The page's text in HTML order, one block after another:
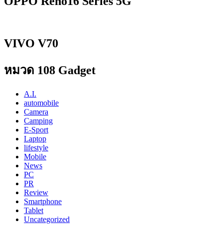
VIVO V70
หมวด 108 Gadget
A.I.
automobile
Camera
Camping
E-Sport
Laptop
lifestyle
Mobile
News
PC
PR
Review
Smartphone
Tablet
Uncategorized